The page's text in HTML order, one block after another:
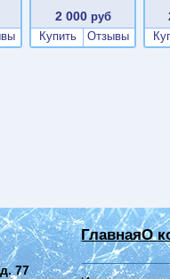
2 000руб
Купить
Отзывы
77
ГлавнаяО